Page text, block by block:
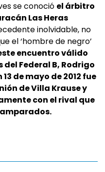
se conoció el árbitro
Las Heras
inolvidable, no
el ‘hombre de negro’
encuentro válido
Federal B, Rodrigo
de mayo de 2012 fue
de Villa Krause y
con el rival que